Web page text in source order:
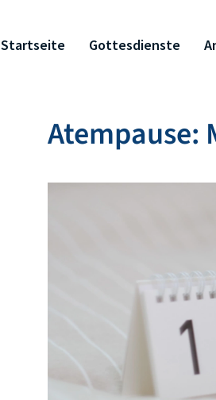
Startseite Gottesdienste
Atempause: